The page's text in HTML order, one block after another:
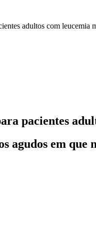
pacientes
agudos em